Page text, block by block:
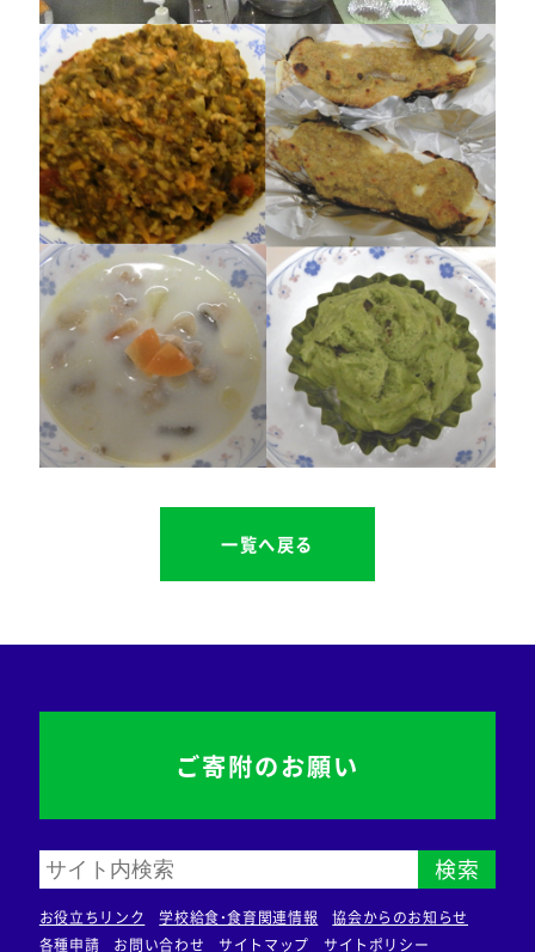
一覧へ戻る
検索
お役立ちリンク 学校給食・食育関連情報
協会からのお知らせ
各種申請
お問い合わせ サイトマップ サイトポリシー
ご寄附のお願い